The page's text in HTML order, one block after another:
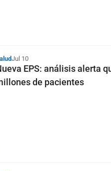
Jul 10
EPS: análisis alerta
de pacientes